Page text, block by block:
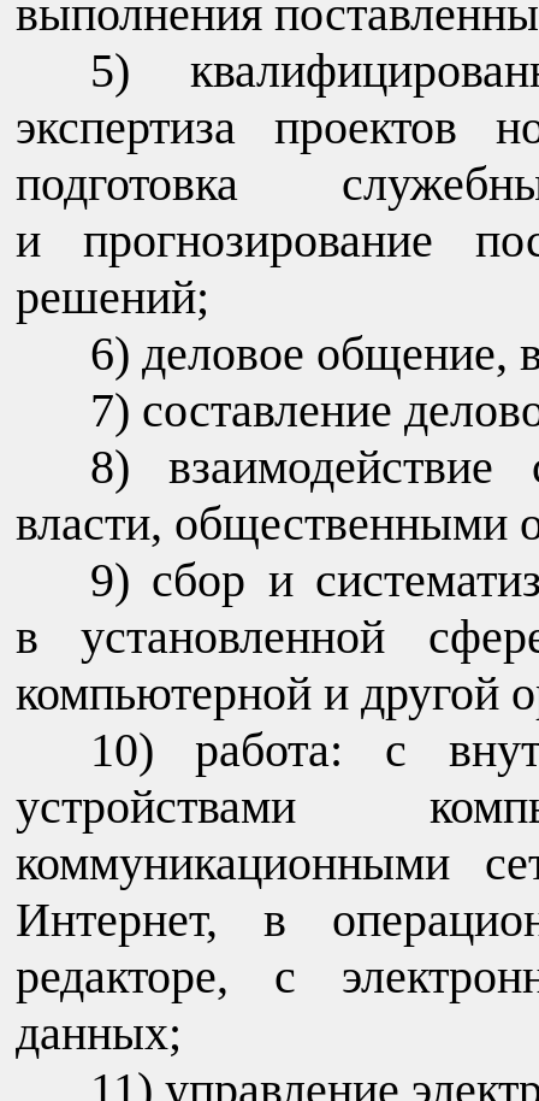
выполнения
экспертиза проектов
подготовка
и прогнозирование
решений;
деловое общение,
составление
власти, общественными
сбор и
в установленной
компьютерной и другой
работа: с
устройствами
коммуникационными
Интернет, в
редакторе, с
данных;
управление